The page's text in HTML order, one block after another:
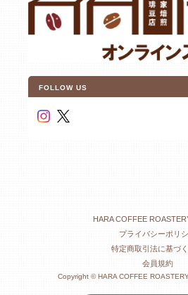
FOLLOW US
HARA COFFEE
プライバシーポリ
特定商取引法に基づ
会員規約
Copyright © HARA COFFEE